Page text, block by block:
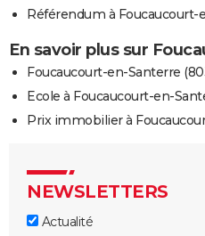
Référendum à Foucaucourt-
En savoir plus sur
Foucaucourt-en-Santerre
Ecole à Foucaucourt-en-
Prix immobilier à
NEWSLETTERS
Actualité